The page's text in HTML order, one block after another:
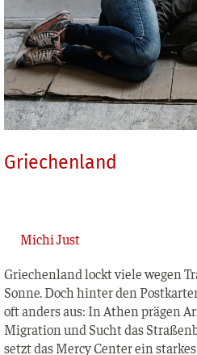
Griechenland
Michi Just
Grie­chen­land lockt vie­le wegen
Son­ne. Doch hin­ter den
oft anders aus: In Athen prä­gen
Migra­ti­on und Sucht das
setzt das Mer­cy Cen­ter ein